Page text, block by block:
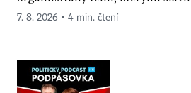
7. 8. 2026 ▪ 4 min. čtení